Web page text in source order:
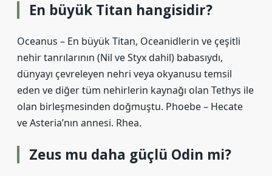
En büyük Titan hangisidir?
Oceanus – En büyük Titan, Oceanidlerin ve çeşitli
nehir tanrılarının (Nil ve Styx dahil) babasıydı,
dünyayı çevreleyen nehri veya okyanusu temsil
eden ve diğer tüm nehirlerin kaynağı olan Tethys ile
olan birleşmesinden doğmuştu. Phoebe – Hecate
ve Asteria’nın annesi. Rhea.
Zeus mu daha güçlü Odin mi?